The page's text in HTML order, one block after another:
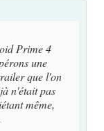
Prime 4
une
que l'on
n'était pas
même,